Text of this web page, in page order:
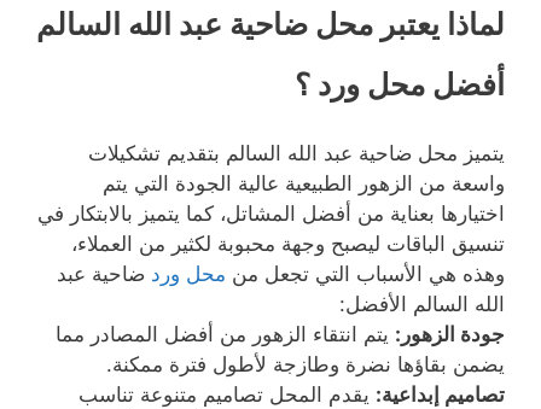
لماذا يعتبر محل ضاحية عبد الله السالم
أفضل محل ورد ؟
يتميز محل ضاحية عبد الله السالم بتقديم تشكيلات
واسعة من الزهور الطبيعية عالية الجودة التي يتم
اختيارها بعناية من أفضل المشاتل، كما يتميز بالابتكار في
تنسيق الباقات ليصبح وجهة محبوبة لكثير من العملاء،
وهذه هي الأسباب التي تجعل من محل ورد ضاحية عبد
الله السالم الأفضل:
جودة الزهور: يتم انتقاء الزهور من أفضل المصادر مما
يضمن بقاؤها نضرة وطازجة لأطول فترة ممكنة.
تصاميم إبداعية: يقدم المحل تصاميم متنوعة تناسب